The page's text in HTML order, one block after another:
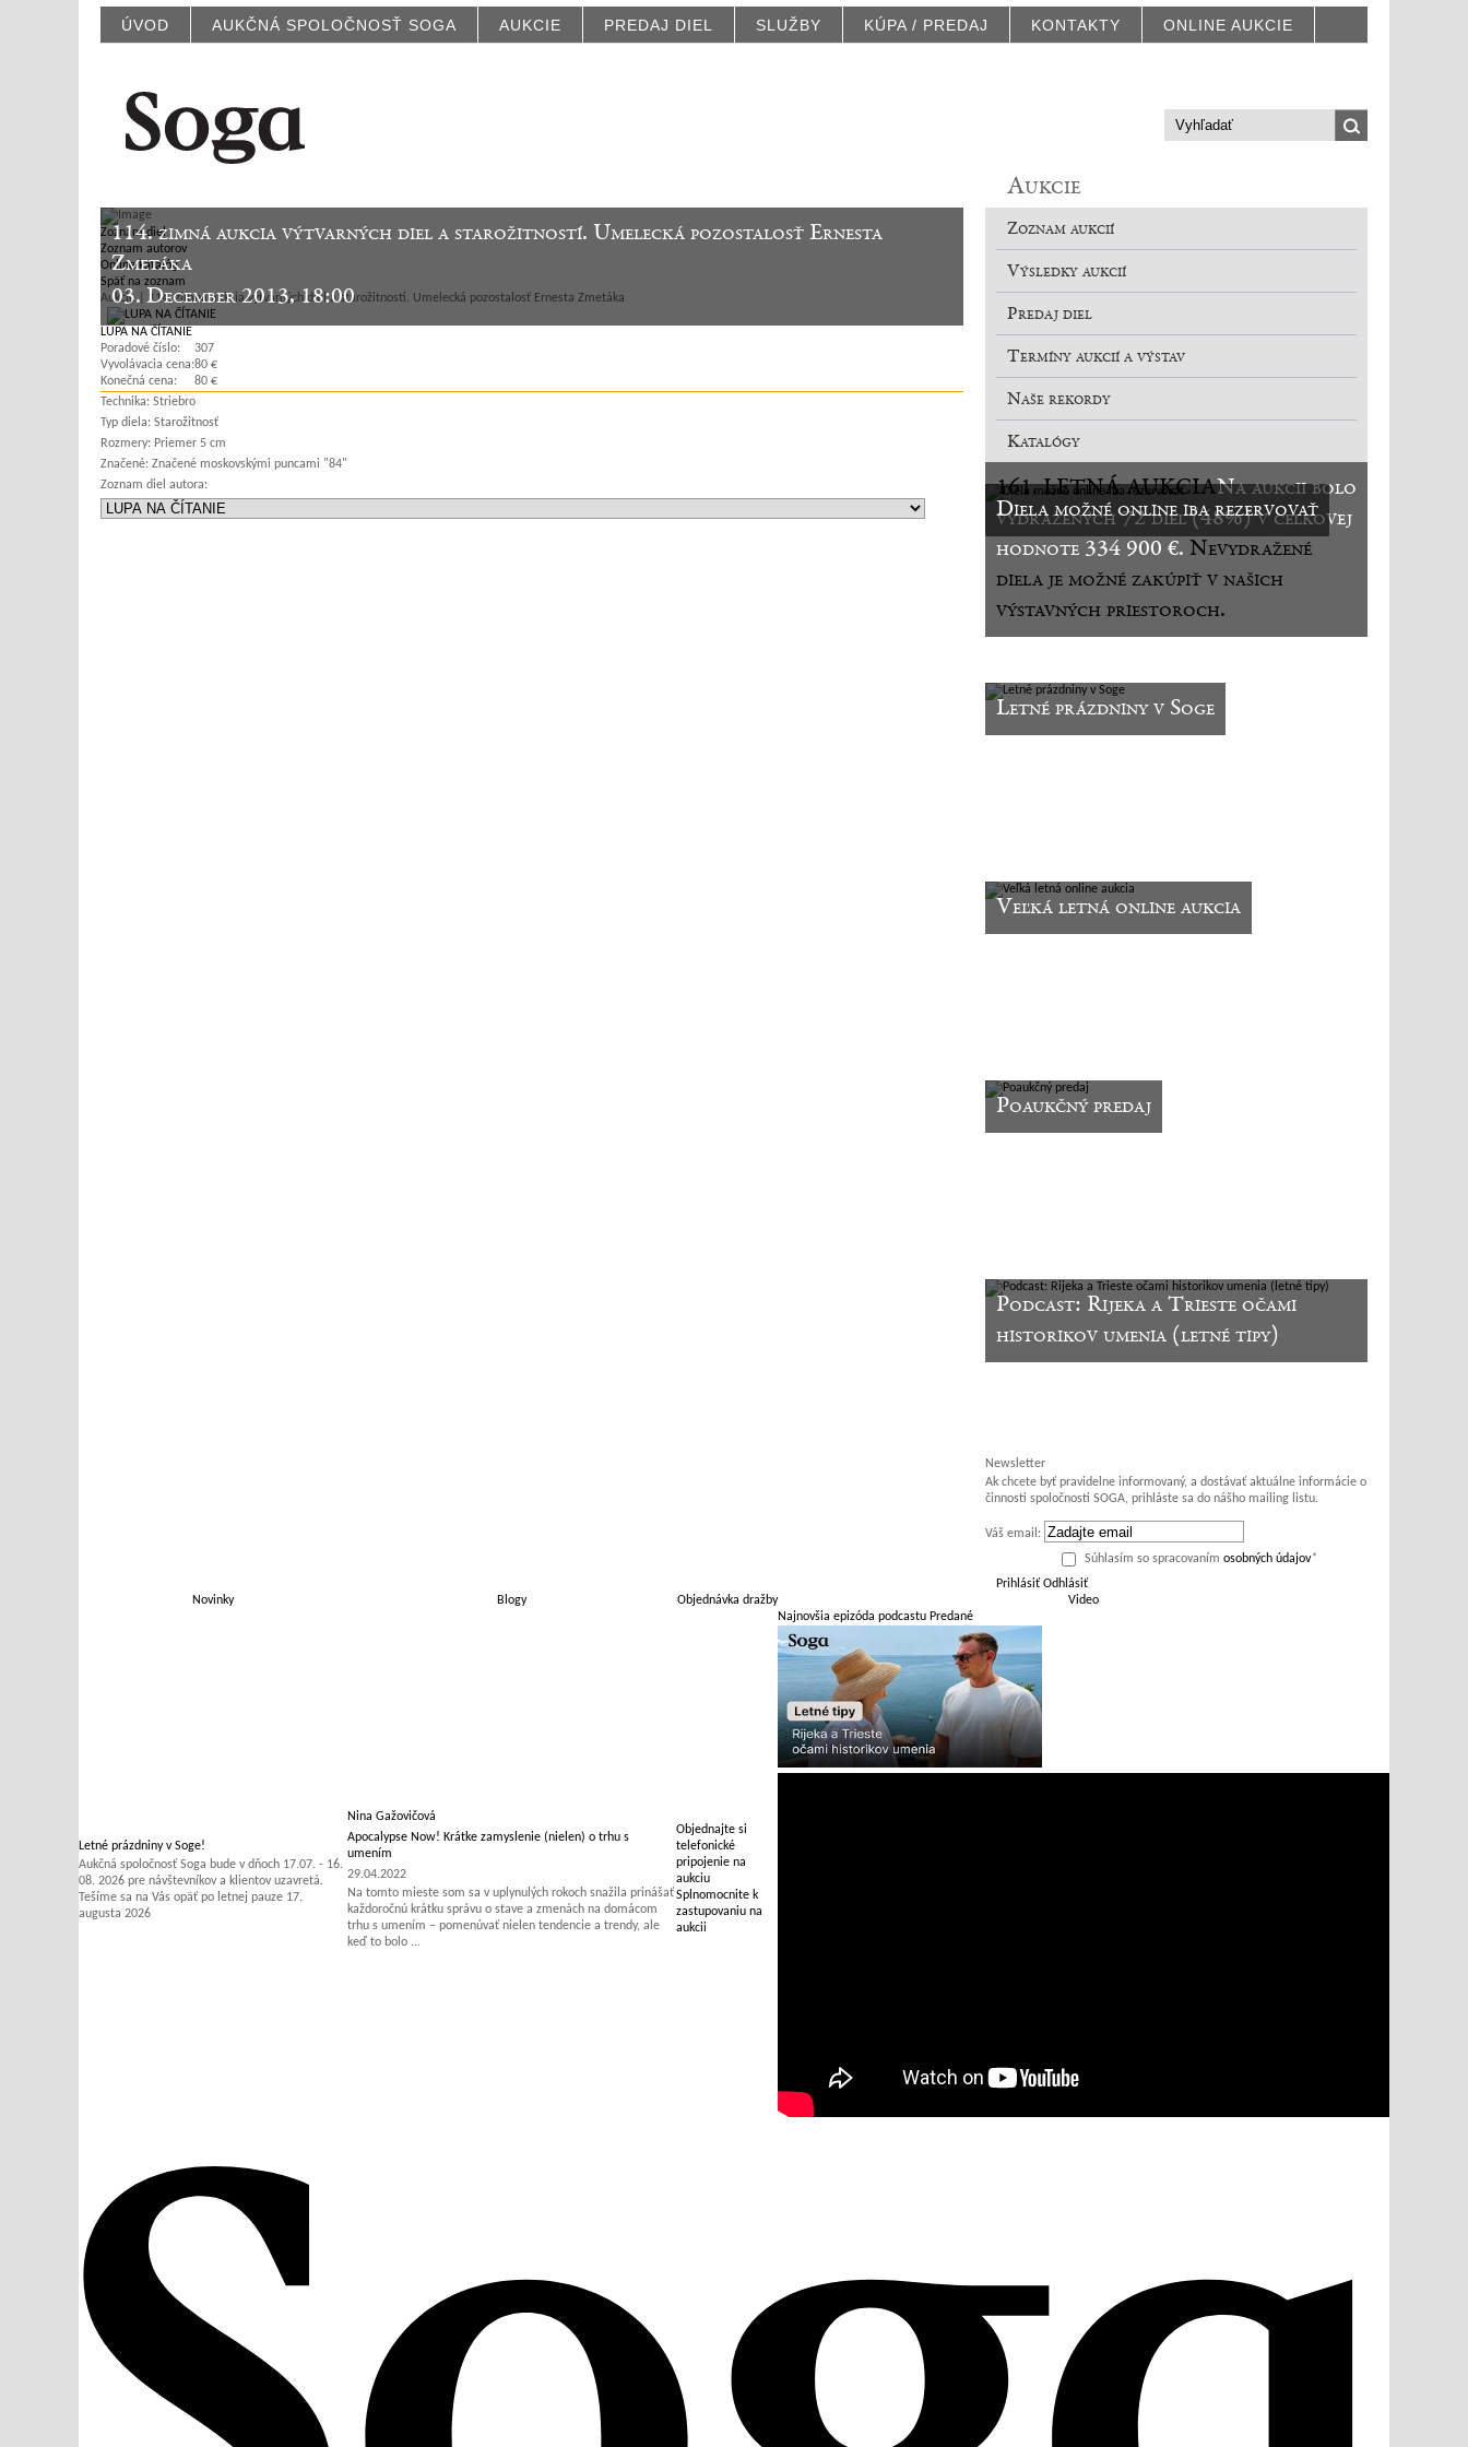
ÚVOD AUKČNÁ SPOLOČNOSŤ SOGA AUKCIE PREDAJ DIEL SLUŽBY KÚPA / PREDAJ KONTAKTY ONLINE AUKCIE
114. zimná aukcia výtvarných diel a starožitností. Umelecká pozostalosť Ernesta
Zmetáka
03. December 2013, 18:00
Zoznam diel
Zoznam autorov
Online katalóg
Späť na zoznam
Aukcie | 114. zimná aukcia výtvarných diel a starožitností. Umelecká pozostalosť Ernesta Zmetáka
LUPA NA ČÍTANIE
Poradové číslo:
307
Vyvolávacia cena:80 €
Konečná cena:
80 €
Technika: Striebro
Typ diela: Starožitnosť
Rozmery: Priemer 5 cm
Značené: Značené moskovskými puncami "84"
Zoznam diel autora:
Aukcie
Zoznam aukcií
Výsledky aukcií
Predaj diel
Termíny aukcií a výstav
Naše rekordy
Katalógy
161. LETNÁ AUKCIANa aukcii bolo
vydražených 72 diel (48%) v celkovej
hodnote 334 900 €.Nevydražené
diela je možné zakúpiť v našich
výstavných priestoroch.
Diela možné online iba rezervovať
Letné prázdniny v Soge
Veľká letná online aukcia
Poaukčný predaj
Podcast: Rijeka a Trieste očami
historikov umenia (letné tipy)
Newsletter
Ak chcete byť pravidelne informovaný, a dostávať aktuálne informácie o
činnosti spoločnosti SOGA, prihláste sa do nášho mailing listu.
Váš email:
Súhlasím so spracovaním osobných údajov*
Prihlásiť Odhlásiť
Novinky
Blogy Objednávka dražby Video
Letné prázdniny v Soge!
Aukčná spoločnosť Soga bude v dňoch 17.07. - 16.
08. 2026 pre návštevníkov a klientov uzavretá.
Tešíme sa na Vás opäť po letnej pauze 17.
augusta 2026
Nina Gažovičová
Apocalypse Now! Krátke zamyslenie (nielen) o trhu s
umením
29.04.2022
Na tomto mieste som sa v uplynulých rokoch snažila prinášať
každoročnú krátku správu o stave a zmenách na domácom
trhu s umením – pomenúvať nielen tendencie a trendy, ale
keď to bolo ...
Objednajte si
telefonické
pripojenie na
aukciu
Splnomocnite k
zastupovaniu na
aukcii
Najnovšia epizóda podcastu Predané